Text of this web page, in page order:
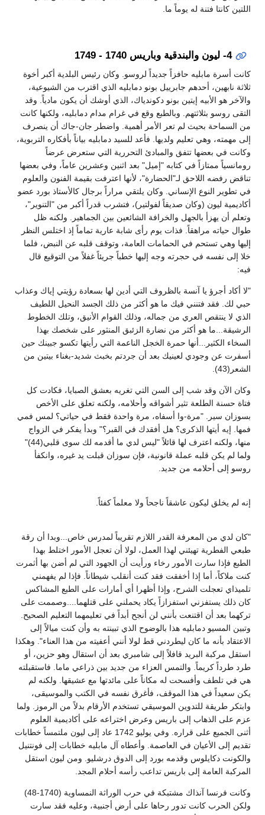
اللتين كانتا فتنة له يوماً ما.
4- ليون والبندقية وباريس 1740 - 1749
كانت أسرة مابليه حافزاً جديداً لروسو. وكان رئيس البلدية أكبر أخوة
ثلاثة نابهين، أحدهم جابرييل بونو دمابليه الذي اقترب من الشيوعية،
والآخر هو الأبيه إيتين بونو دكوندياك، الذي أوشك أن يكون مادياً. وقد
التقى روسو بثلاثتهم. وبالطبع وقع في غرام مدام دمابليه، ولكنها كانت
من السماحة بحيث لم تعر الأمر أهمية. واضطر جان-جاك أن ينصرف
إلى مهمته، وهي تعليم ولديها. فأعد للسيد دمابليه بياناً بأفكاره التربوية،
وكانت في بعضها تتفق والمبادئ التحررية التي ستعرض عرضاً
رومانسياً ممتازاً في كتابه "إميل" بعد اثنين وعشرين عاماً، وفي بعضها
تناقض رفضه اللاحق لـ"الحضارة"، لأنها اعترفت بقيمة الفنون والعلوم
في تطوير النوع الإنساني. وكان يلتقي مراراً برجال كالأستاذ بورد عضو
أكاديمية ليون (وكان صديقاً لفولتير)، فتشرب قدراً أكبر من "التنوير"،
وتعلم أن يهزأ بالجهل والخرافة الشائعين بين الجماهير. ولكنه ظل
طوال حياته مراهقاً. فذات يوم رأى شابة عارية تماماً إذ اختلس النظر
إليها وهي تستحم في الحمامات العامة، وتوقف قلبه عن النبض، فلما
خلا إلى نفسه في حجرته وجه إليها خطباً جريئاً غفلاً من التوقيع قال
فيه:
"لا أكاد أجرؤ يا آنسة بالظروف التي أدين لها بسعادة رؤيتي إياك وعذاب
حبي لك. فقد فتنني فيك ما هو أكثر من ذلك الجسد النحيل اللطيف
الذي لا ينتقص العري من جماله، وذلك القوام الأنيق، وتلك الخطوط
الرشيقة...ما هو أكثر من نضارة الزئبق المنثور على شخصك بهذا
السخاء الكثير...أنها حمرة الخجل الناعمة التي رأيتها تكسو جبينك حين
أسفرت عن وجودي لعينيك بعد أن جردتم بخبث شديد-بغناء بيتين من
الشعر(43).
وكان الآن وقد شب إلى السن التي تغريه بعشق الصبايا، فكادت كل
فتاة حسنة الطلعة تثير أشواقه وأحلامه، ولكنه تعلق على الأخص
بسوزان سير. "مرة-وا أسفاه، مرة واحدة فقط في حياتي؟ لمس فمي
فمها. إيه أيتها الذكرى؟ هل أفقدك في القبر؟" وبدأ يفكر في الزواج
منها، ولكنه اعترف لها قائلاً "ليس لدي ما أقدمه لك سوى قلبي(44)"
ولما لم يكن قلبه عملة قانونية، فإن سوزان قبلت يد غيره، وانكفأ
روسو إلى أحلامه من جديد.
إنه لم يخلق ليكون عاشقاً ناجحاً ولا معلماً كفئاً.
"كان لدي من المعرفة القدر اللازم تقريباً لمدرس خاص...وبدا أن رقة
طبعي الفطرية تهيئني لهذا العمل، لولا أن تعجل الأمور اختلط بهذا
الطبع فإذا سارت الأمور رخاء ورأيت أن الجهود التي لم أضن بها أثمرت
كنت ملاكاً، أما إذا أخفقت فقد كنت أنقلب شيطاناً. فإذا لم يفهمني
تلميذاي تعجلت الشرح، وإذا أظهرا أي أمارات على الطبع المشاكس
كان ذلك يستفزني استفزازاً يكاد يحملني على قتلهما....وصممت على
تركهما بعد أن اقتنعت بأنني لن أنجح أبداً في تعليمهما التعليم الصحيح.
وتبين المسيو دمابليه هذا بالوضوح الذي تبينته به وأن كنت ميالاً إلى
الاعتقاد بأنه ما كان ليطردني قط لولا أنني أعفيته من هذا العناء". وهكذا
استقل مركبة البريد قافلاً إلى شامبري بعد أن استقال وهو حزين، أو
طرد طرداً كريماً. والتمس العزاء من جديد بين ذراعي ماما. فاستقبلته
هي في تلطف وأفسحت له مكاناً على مائدتها مع عشيقها. ولكنه لم
يكن سعيداً في هذا الموقف، فأغرق نفسه في الكتب والموسيقى،
وابتكر طريقة للتدوين الموسيقي تستخدم الأرقام بدلاً من الرموز. ولما
عزم على الذهاب إلى باريس وعرض اختراعه على أكاديمية العلوم
أثنى الجميع على قراره. وفي يوليو 1742 عاد إلى ليون ملتمساً خطابات
تقديم إلى الأعيان في العاصمة. وأعطاه آل مابليه خطابات إلى فونتنيل
والكونت دكايلوس وقدمه بورد إلى الدوق درشليو. ومن ليون استقل
المركبة العامة إلى باريس تداعب رأسه أحلام المجد.
وكانت فرنسا آنذاك مشتبكة في حرب الوراثة النمساوية (1740-48)
ولكن الحرب كانت تدور رحاها على أرض أجنبية، وعليه فقد سارت